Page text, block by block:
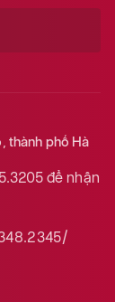
thành phố Hà
để nhận